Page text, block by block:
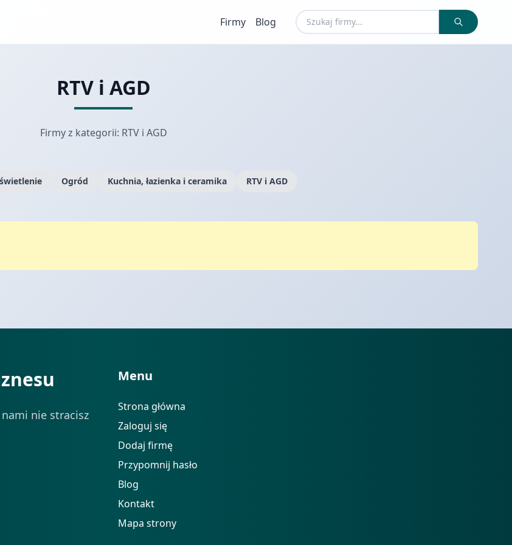
Firmy Blog
RTV i AGD
Firmy z kategorii: RTV i AGD
Ogród Kuchnia, łazienka i ceramika RTV i AGD
nie stracisz
Menu
Strona główna
Zaloguj się
Dodaj firmę
Przypomnij hasło
Blog
Kontakt
Mapa strony